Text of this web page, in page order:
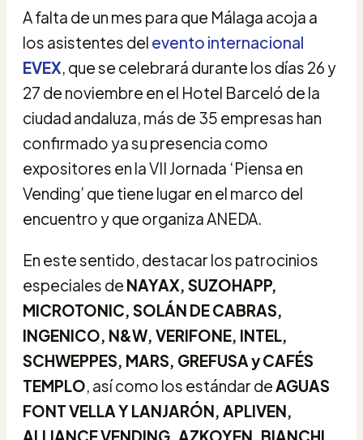
A falta de un mes para que Málaga acoja a
los asistentes del evento internacional
EVEX, que se celebrará durante los días 26 y
27 de noviembre en el Hotel Barceló de la
ciudad andaluza, más de 35 empresas han
confirmado ya su presencia como
expositores en la VII Jornada ‘Piensa en
Vending’ que tiene lugar en el marco del
encuentro y que organiza ANEDA.
En este sentido, destacar los patrocinios
especiales de NAYAX, SUZOHAPP,
MICROTONIC, SOLÁN DE CABRAS,
INGENICO, N&W, VERIFONE, INTEL,
SCHWEPPES, MARS, GREFUSA y CAFÉS
TEMPLO, así como los estándar deAGUAS
FONT VELLA Y LANJARÓN, APLIVEN,
ALLIANCE VENDING, AZKOYEN, BIANCHI,